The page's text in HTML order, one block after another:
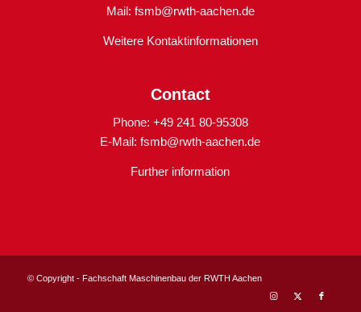
Mail: fsmb@rwth-aachen.de
Weitere Kontaktinformationen
Contact
Phone: +49 241 80-95308
E-Mail:fsmb@rwth-aachen.de
Further information
© Copyright - Fachschaft Maschinenbau der RWTH Aachen